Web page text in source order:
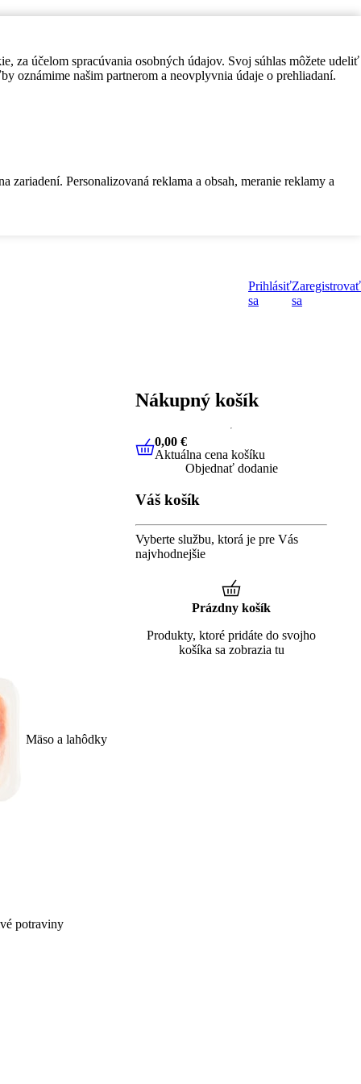
za účelom spracúvania osobných údajov. Svoj súhlas môžete udeliť
oznámime našim partnerom a neovplyvnia údaje o prehliadaní.
Personalizovaná reklama a obsah, meranie reklamy a
Prihlásiť
sa
Zaregistrovať
sa
Mäso a lahôdky
potraviny
Nákupný košík
0,00 €Aktuálna cena košíku
0,00 €
Aktuálna cena košíku
Objednať dodanie
Váš košík
Vyberte službu, ktorá je pre Vás
najvhodnejšie
Prázdny košík
Produkty, ktoré pridáte do svojho
košíka sa zobrazia tu